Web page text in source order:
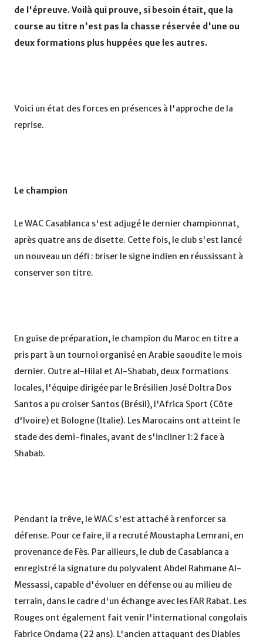
de l'épreuve. Voilà qui prouve, si besoin était, que la
course au titre n'est pas la chasse réservée d'une ou
deux formations plus huppées que les autres.
Voici un état des forces en présences à l'approche de la
reprise.
Le champion
Le WAC Casablanca s'est adjugé le dernier championnat,
après quatre ans de disette. Cette fois, le club s'est lancé
un nouveau un défi : briser le signe indien en réussissant à
conserver son titre.
En guise de préparation, le champion du Maroc en titre a
pris part à un tournoi organisé en Arabie saoudite le mois
dernier. Outre al-Hilal et Al-Shabab, deux formations
locales, l'équipe dirigée par le Brésilien José Doltra Dos
Santos a pu croiser Santos (Brésil), l'Africa Sport (Côte
d'Ivoire) et Bologne (Italie). Les Marocains ont atteint le
stade des demi-finales, avant de s'incliner 1:2 face à
Shabab.
Pendant la trêve, le WAC s'est attaché à renforcer sa
défense. Pour ce faire, il a recruté Moustapha Lemrani, en
provenance de Fès. Par ailleurs, le club de Casablanca a
enregistré la signature du polyvalent Abdel Rahmane Al-
Messassi, capable d'évoluer en défense ou au milieu de
terrain, dans le cadre d'un échange avec les FAR Rabat. Les
Rouges ont également fait venir l'international congolais
Fabrice Ondama (22 ans). L'ancien attaquant des Diables